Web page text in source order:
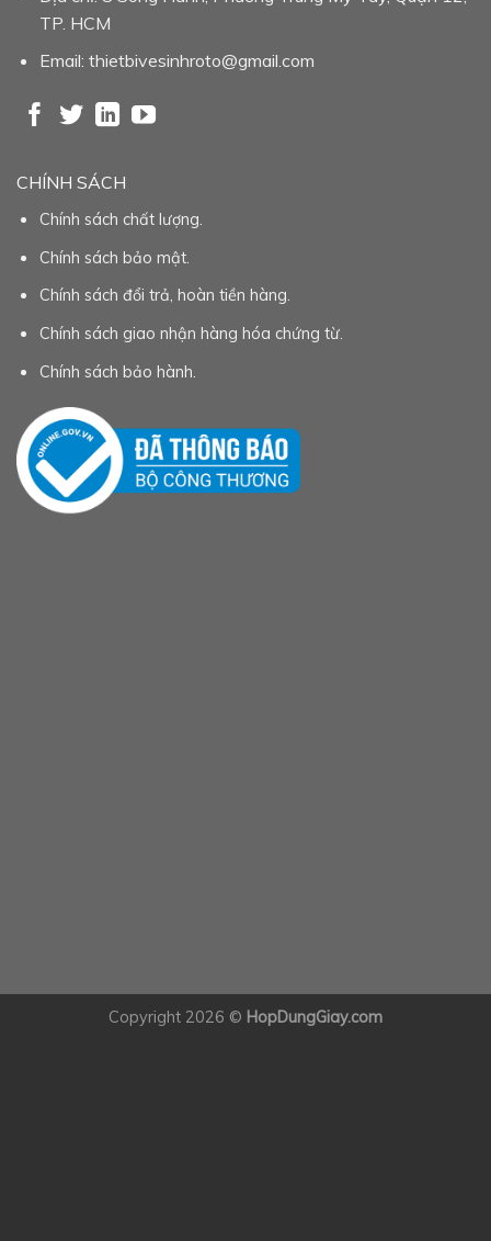
TP. HCM
Email: thietbivesinhroto@gmail.com
CHÍNH SÁCH
Chính sách chất lượng.
Chính sách bảo mật.
Chính sách đổi trả, hoàn tiền hàng.
Chính sách giao nhận hàng hóa chứng từ.
Chính sách bảo hành.
Copyright 2026 © HopDungGiay.com